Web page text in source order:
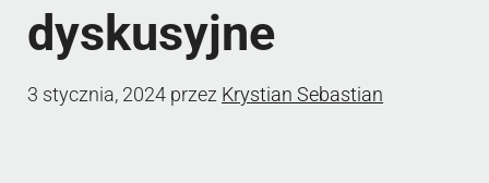
dyskusyjne
3 stycznia, 2024 przez Krystian Sebastian